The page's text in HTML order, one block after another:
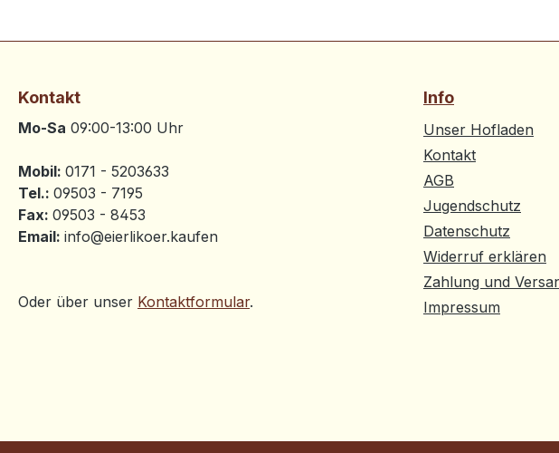
Kontakt
Mo-Sa 09:00-13:00 Uhr
Mobil: 0171 - 5203633
Tel.: 09503 - 7195
Fax: 09503 - 8453
Email: info@eierlikoer.kaufen
Oder über unser Kontaktformular.
Info
Unser Hofladen
Kontakt
AGB
Jugendschutz
Datenschutz
Widerruf erklären
Zahlung und
Impressum